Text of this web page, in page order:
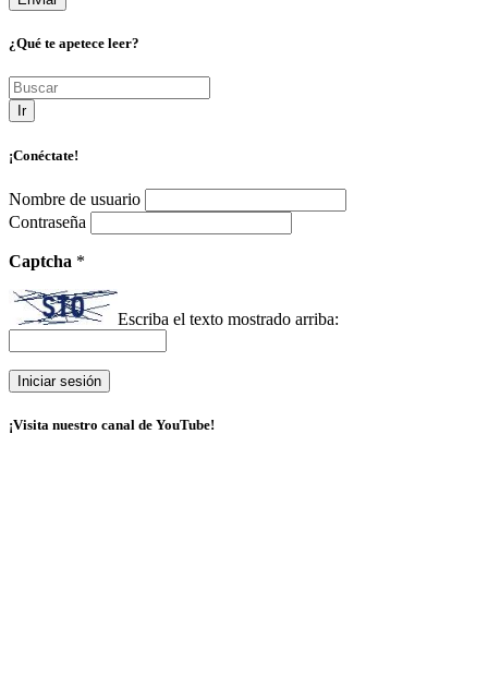
¿Qué te apetece leer?
Ir
¡Conéctate!
Nombre de usuario
Contraseña
Captcha *
Escriba el texto mostrado arriba:
¡Visita nuestro canal de YouTube!